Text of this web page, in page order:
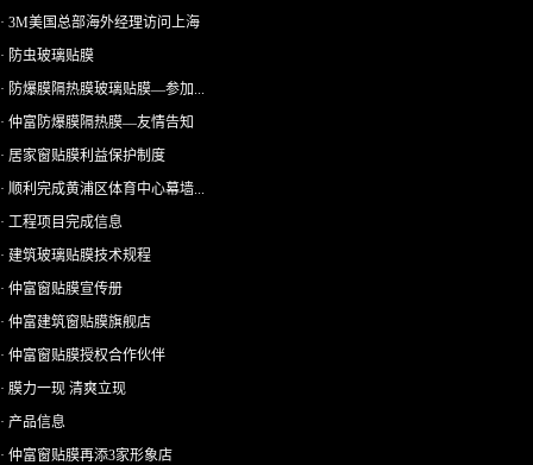
· 3M美国总部海外经理访问上海
· 防虫玻璃贴膜
· 防爆膜隔热膜玻璃贴膜—参加...
· 仲富防爆膜隔热膜—友情告知
· 居家窗贴膜利益保护制度
· 顺利完成黄浦区体育中心幕墙...
· 工程项目完成信息
· 建筑玻璃贴膜技术规程
· 仲富窗贴膜宣传册
· 仲富建筑窗贴膜旗舰店
· 仲富窗贴膜授权合作伙伴
· 膜力一现 清爽立现
· 产品信息
· 仲富窗贴膜再添3家形象店